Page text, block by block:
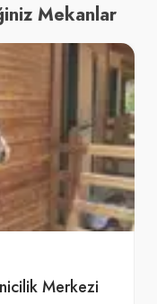
Mekanlar
Merkezi